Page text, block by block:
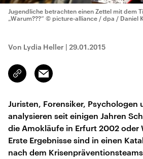
Jugendliche betrachten einen Zettel mit dem
„Warum???“ © picture-alliance / dpa / Daniel
Von Lydia Heller | 29.01.2015
Link
kopieren/teilen
Email
Juristen, Forensiker, Psychologen
analysieren seit einigen Jahren
die Amokläufe in Erfurt 2002 oder
Erste Ergebnisse sind in einen
nach dem